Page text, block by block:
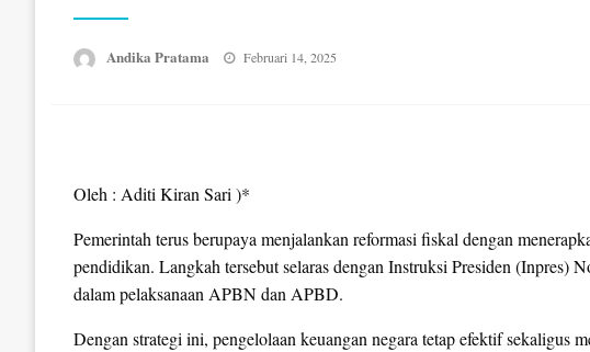
Andika Pratama
Posted
Februari 14, 2025
Oleh : Aditi Kiran Sari )*
Pemerintah terus berupaya menjalankan reformasi fiskal dengan
pendidikan. Langkah tersebut selaras dengan Instruksi Presiden (Inpres)
dalam pelaksanaan APBN dan APBD.
Dengan strategi ini, pengelolaan keuangan negara tetap efektif sekaligus